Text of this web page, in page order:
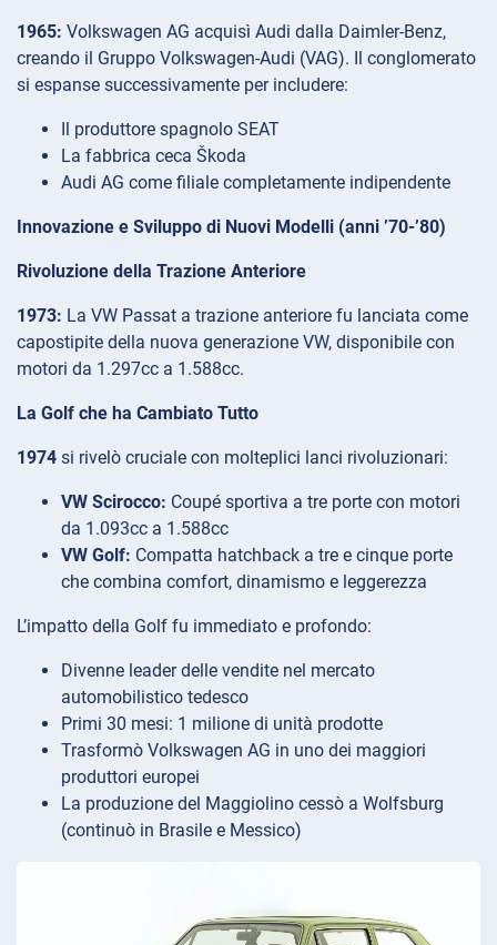
1965: Volkswagen AG acquisì Audi dalla Daimler-Benz,
creando il Gruppo Volkswagen-Audi (VAG). Il conglomerato
si espanse successivamente per includere:
Il produttore spagnolo SEAT
La fabbrica ceca Škoda
Audi AG come filiale completamente indipendente
Innovazione e Sviluppo di Nuovi Modelli (anni ’70-’80)
Rivoluzione della Trazione Anteriore
1973: La VW Passat a trazione anteriore fu lanciata come
capostipite della nuova generazione VW, disponibile con
motori da 1.297cc a 1.588cc.
La Golf che ha Cambiato Tutto
1974 si rivelò cruciale con molteplici lanci rivoluzionari:
VW Scirocco: Coupé sportiva a tre porte con motori
da 1.093cc a 1.588cc
VW Golf: Compatta hatchback a tre e cinque porte
che combina comfort, dinamismo e leggerezza
L’impatto della Golf fu immediato e profondo:
Divenne leader delle vendite nel mercato
automobilistico tedesco
Primi 30 mesi: 1 milione di unità prodotte
Trasformò Volkswagen AG in uno dei maggiori
produttori europei
La produzione del Maggiolino cessò a Wolfsburg
(continuò in Brasile e Messico)